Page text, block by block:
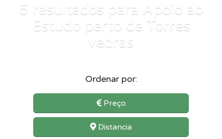
5 resultados para Apoio ao
Estudo perto de Torres
vedras
Ordenar por:
Preço
Distancia